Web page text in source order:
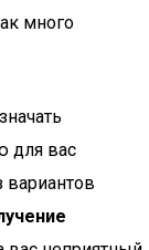
много
для вас
вариантов